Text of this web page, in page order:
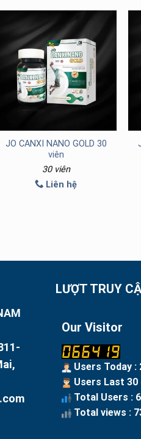
JO CANXI NANO GOLD 30
viên
30 viên
Liên hệ
LƯỢT TRUY
Our Visitor
Users Today :
Users Last 30
Total Users :
Total views :